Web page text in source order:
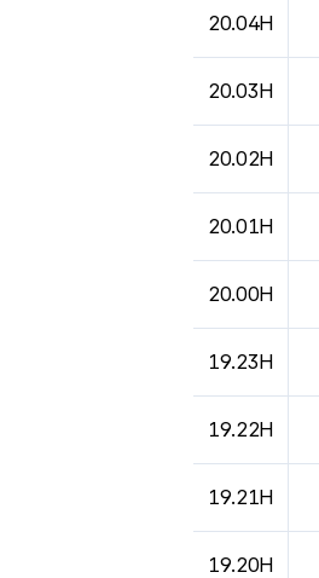
20.04H
20.03H
20.02H
20.01H
20.00H
19.23H
19.22H
19.21H
19.20H